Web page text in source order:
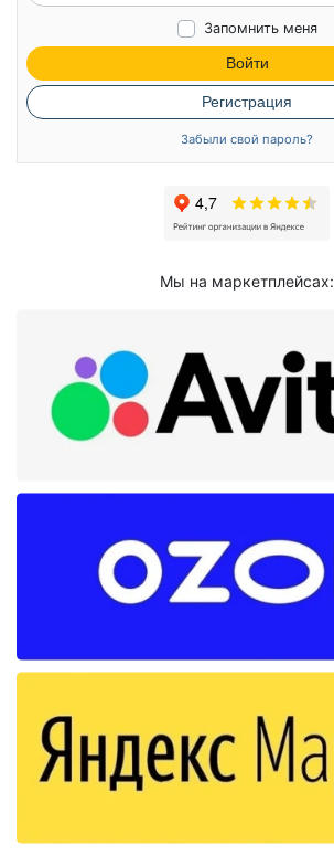
Запомнить меня
Войти
Регистрация
Забыли свой пароль?
Мы на маркетплейсах: